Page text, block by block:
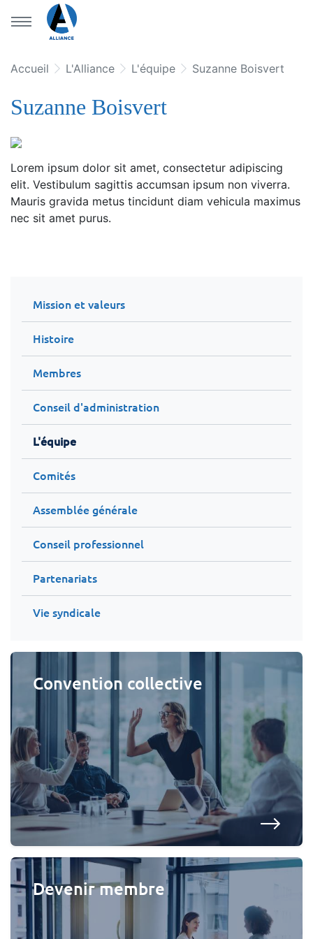
Aller au menu principal
Aller au contenu principal
Accueil L'Alliance L'équipe Suzanne Boisvert
Suzanne Boisvert
Lorem ipsum dolor sit amet, consectetur adipiscing
elit. Vestibulum sagittis accumsan ipsum non viverra.
Mauris gravida metus tincidunt diam vehicula maximus
nec sit amet purus.
Mission et valeurs
Histoire
Membres
Conseil d'administration
L'équipe
Comités
Assemblée générale
Conseil professionnel
Partenariats
Vie syndicale
Convention collective
Devenir membre